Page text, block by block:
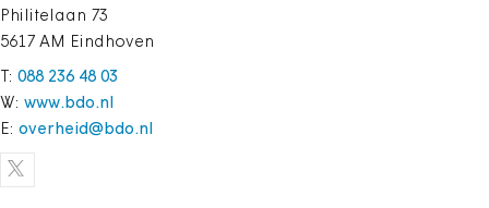
Philitelaan 73
5617 AM Eindhoven
T: 088 236 48 03
W: www.bdo.nl
E: overheid@bdo.nl